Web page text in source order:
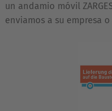
un andamio móvil
enviamos a su empresa